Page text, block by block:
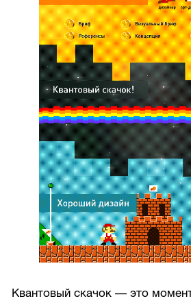
Квантовый скачок — это